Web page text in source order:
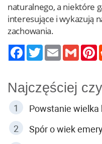
naturalnego, a niektóre
interesujące i wykazują
zachowania.
TwitterEmail Gmail
Najczęściej
Powstanie wielka
Spór o wiek